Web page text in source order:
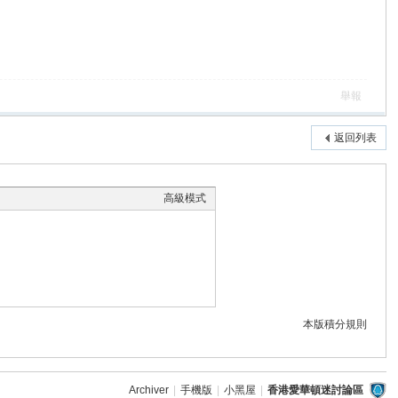
舉報
返回列表
高級模式
本版積分規則
Archiver 手機版 小黑屋 香港愛華頓迷討論區